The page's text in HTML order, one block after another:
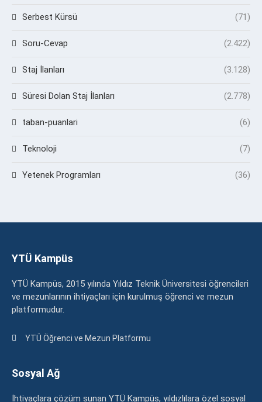
Serbest Kürsü (71)
Soru-Cevap (2.422)
Staj İlanları (3.128)
Süresi Dolan Staj İlanları (2.778)
taban-puanlari (6)
Teknoloji (7)
Yetenek Programları (36)
YTÜ Kampüs
YTÜ Kampüs, 2015 yılında Yıldız Teknik Üniversitesi öğrencileri
ve mezunlarının ihtiyaçları için kurulmuş öğrenci ve mezun
platformudur.
YTÜ Öğrenci ve Mezun Platformu
Sosyal Ağ
İhtiyaçlara çözüm sunan YTÜ Kampüs, yıldızlılara özel sosyal